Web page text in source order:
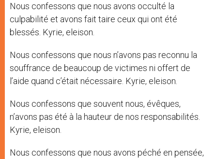
Nous confessons que nous avons occulté la
culpabilité et avons fait taire ceux qui ont été
blessés. Kyrie, eleison.
Nous confessons que nous n’avons pas reconnu la
souffrance de beaucoup de victimes ni offert de
l’aide quand c’était nécessaire. Kyrie, eleison.
Nous confessons que souvent nous, évêques,
n’avons pas été à la hauteur de nos responsabilités.
Kyrie, eleison.
Nous confessons que nous avons péché en pensée,